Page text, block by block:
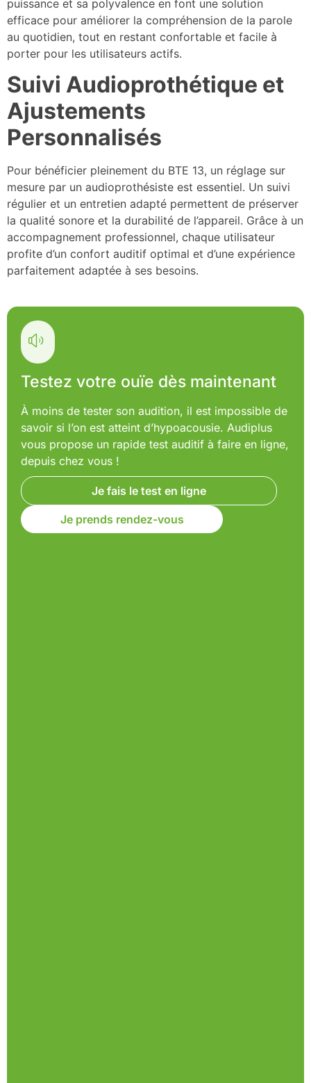
puissance et sa polyvalence en font une solution
efficace pour améliorer la compréhension de la parole
au quotidien, tout en restant confortable et facile à
porter pour les utilisateurs actifs.
Suivi Audioprothétique et
Ajustements
Personnalisés
Pour bénéficier pleinement du BTE 13, un réglage sur
mesure par un audioprothésiste est essentiel. Un suivi
régulier et un entretien adapté permettent de préserver
la qualité sonore et la durabilité de l’appareil. Grâce à un
accompagnement professionnel, chaque utilisateur
profite d’un confort auditif optimal et d’une expérience
parfaitement adaptée à ses besoins.
Testez votre ouïe dès maintenant
À moins de tester son audition, il est impossible de
savoir si l’on est atteint d’hypoacousie. Audiplus
vous propose un rapide test auditif à faire en ligne,
depuis chez vous !
Je fais le test en ligne
Je prends rendez-vous